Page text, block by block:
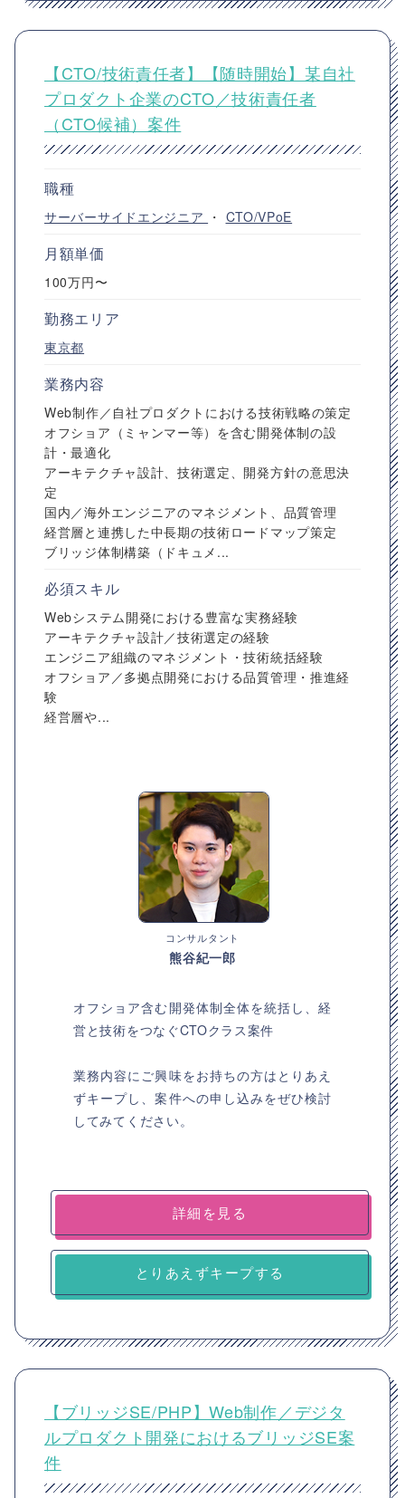
【CTO/技術責任者】【随時開始】某自社
プロダクト企業のCTO／技術責任者
（CTO候補）案件
職種
サーバーサイドエンジニア ・ CTO/VPoE
月額単価
100万円〜
勤務エリア
東京都
業務内容
Web制作／自社プロダクトにおける技術戦略の策定
オフショア（ミャンマー等）を含む開発体制の設
計・最適化
アーキテクチャ設計、技術選定、開発方針の意思決
定
国内／海外エンジニアのマネジメント、品質管理
経営層と連携した中長期の技術ロードマップ策定
ブリッジ体制構築（ドキュメ...
必須スキル
Webシステム開発における豊富な実務経験
アーキテクチャ設計／技術選定の経験
エンジニア組織のマネジメント・技術統括経験
オフショア／多拠点開発における品質管理・推進経
験
経営層や...
コンサルタント
熊谷紀一郎
オフショア含む開発体制全体を統括し、経
営と技術をつなぐCTOクラス案件
業務内容にご興味をお持ちの方はとりあえ
ずキープし、案件への申し込みをぜひ検討
してみてください。
詳細を見る
とりあえずキープする
【ブリッジSE/PHP】Web制作／デジタ
ルプロダクト開発におけるブリッジSE案
件